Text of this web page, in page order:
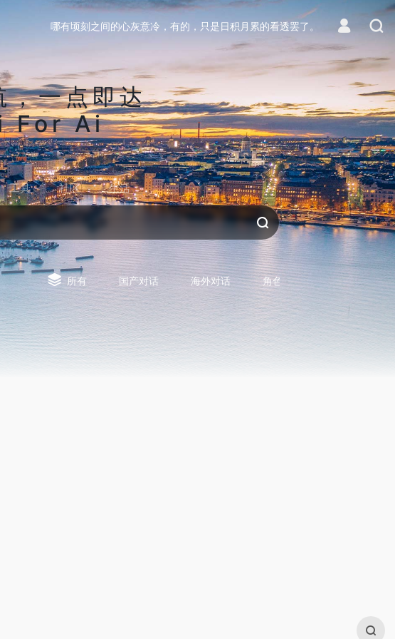
哪有顷刻之间的心灰意冷，有的，只是日积月累的看透罢了。
，一点即达
For Ai
工具 社区 生活
对话AI
所有 国产对话 海外对话 角色型对话 专用型对话